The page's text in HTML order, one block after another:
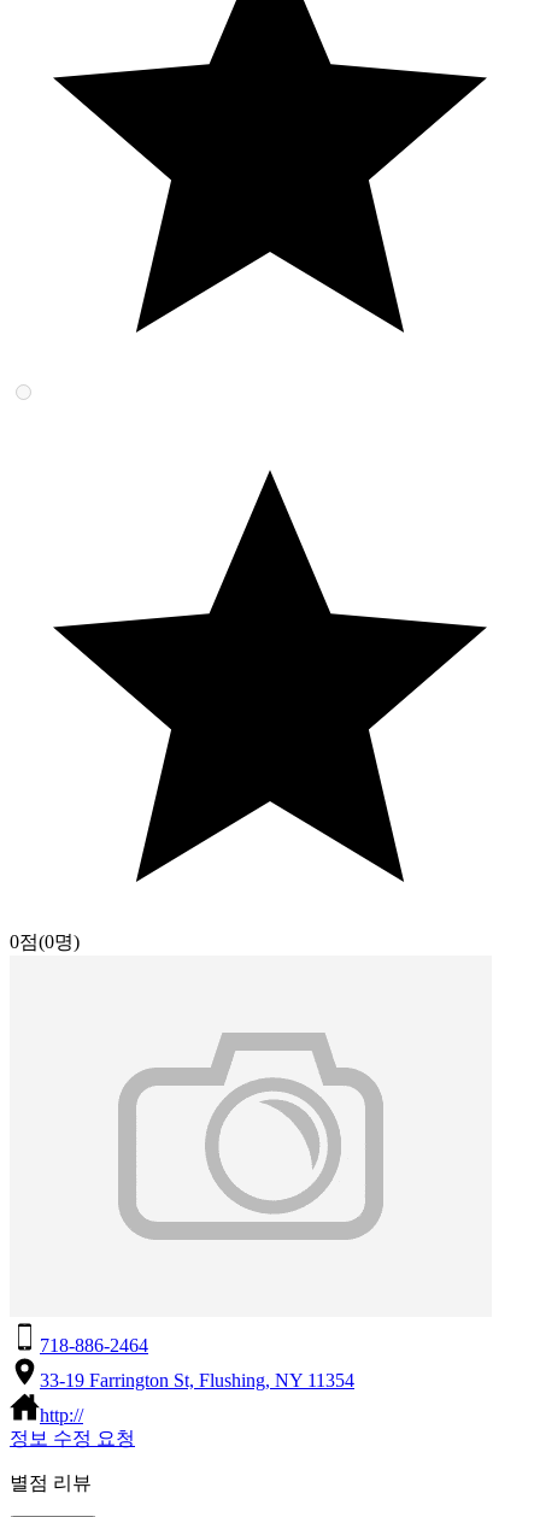
0점(0명)
718-886-2464
33-19 Farrington St, Flushing, NY 11354
http://
정보 수정 요청
별점 리뷰